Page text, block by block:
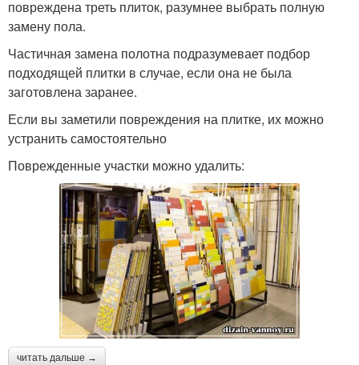
повреждена треть плиток, разумнее выбрать полную
замену пола.
Частичная замена полотна подразумевает подбор
подходящей плитки в случае, если она не была
заготовлена заранее.
Если вы заметили повреждения на плитке, их можно
устранить самостоятельно
Поврежденные участки можно удалить:
читать дальше →